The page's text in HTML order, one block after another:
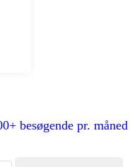
besøgende pr. måned